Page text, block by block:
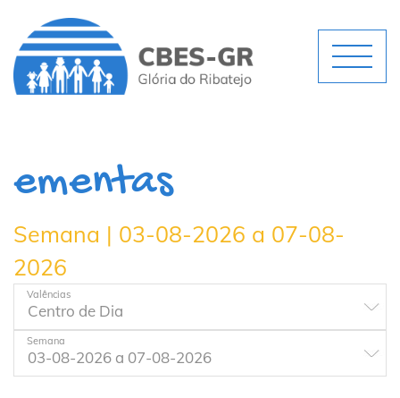
ementas
Semana | 03-08-2026 a 07-08-
2026
Valências
Semana